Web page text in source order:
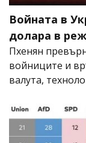
Войната в
долара в
Пхенян
войниците и
валута,